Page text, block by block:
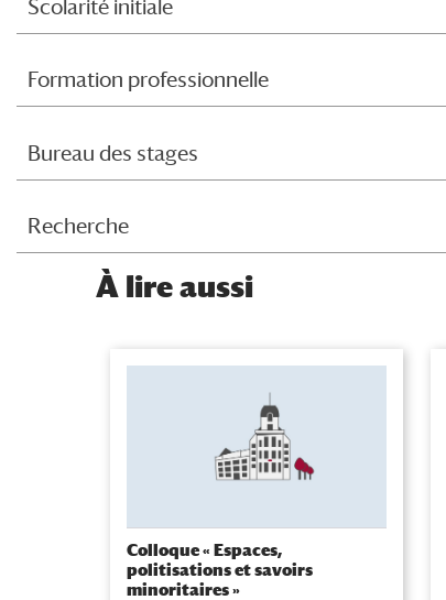
Scolarité initiale
Formation professionnelle
Bureau des stages
Recherche
À lire aussi
Colloque « Espaces,
politisations et savoirs
minoritaires »